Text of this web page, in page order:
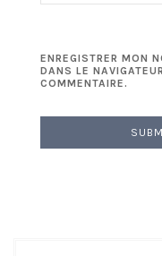
ENREGISTRER MON
DANS LE
COMMENTAIRE.